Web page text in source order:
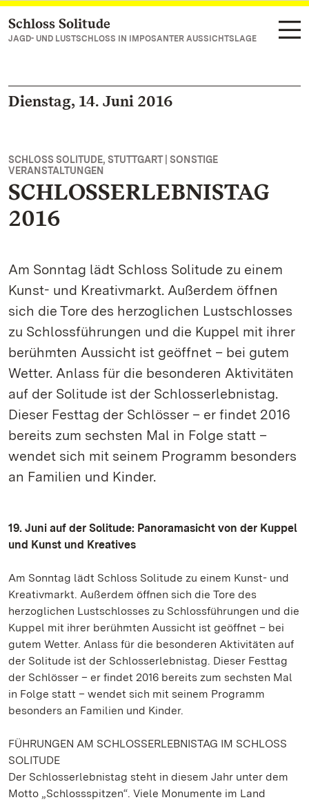
Zum Hauptinhalt springen
Schloss Solitude
JAGD- UND LUSTSCHLOSS IN IMPOSANTER AUSSICHTSLAGE
Dienstag, 14. Juni 2016
SCHLOSS SOLITUDE, STUTTGART | SONSTIGE
VERANSTALTUNGEN
SCHLOSSERLEBNISTAG
2016
Am Sonntag lädt Schloss Solitude zu einem
Kunst- und Kreativmarkt. Außerdem öffnen
sich die Tore des herzoglichen Lustschlosses
zu Schlossführungen und die Kuppel mit ihrer
berühmten Aussicht ist geöffnet – bei gutem
Wetter. Anlass für die besonderen Aktivitäten
auf der Solitude ist der Schlosserlebnistag.
Dieser Festtag der Schlösser – er findet 2016
bereits zum sechsten Mal in Folge statt –
wendet sich mit seinem Programm besonders
an Familien und Kinder.
19. Juni auf der Solitude: Panoramasicht von der Kuppel
und Kunst und Kreatives
Am Sonntag lädt Schloss Solitude zu einem Kunst- und
Kreativmarkt. Außerdem öffnen sich die Tore des
herzoglichen Lustschlosses zu Schlossführungen und die
Kuppel mit ihrer berühmten Aussicht ist geöffnet – bei
gutem Wetter. Anlass für die besonderen Aktivitäten auf
der Solitude ist der Schlosserlebnistag. Dieser Festtag
der Schlösser – er findet 2016 bereits zum sechsten Mal
in Folge statt – wendet sich mit seinem Programm
besonders an Familien und Kinder.
FÜHRUNGEN AM SCHLOSSERLEBNISTAG IM SCHLOSS
SOLITUDE
Der Schlosserlebnistag steht in diesem Jahr unter dem
Motto „Schlossspitzen“. Viele Monumente im Land